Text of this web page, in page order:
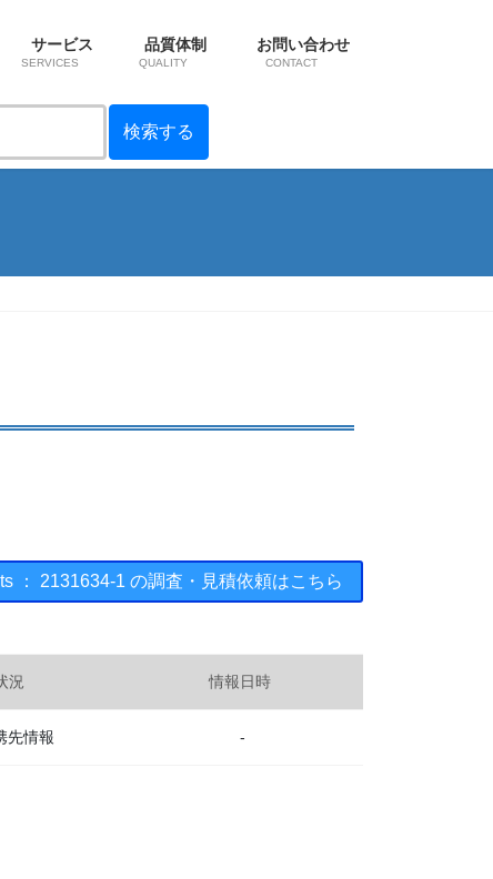
サービス
SERVICES
品質体制
QUALITY
お問い合わせ
CONTACT
： 2131634-1 の調査・見積依頼はこちら
況 情報日時
先情報 -